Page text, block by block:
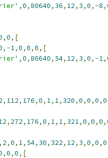
,0,80640, 36, 12, 3,0,-8,
,0,[
,-1,0,0,0,[
,0,80640, 54, 12, 3,0,-1,
, 112, 176,0, 1, 1, 320,0,0,0,0
, 272, 176,0, 1, 1, 321,0,0,0,
, 2,0, 1, 54, 30, 322, 12, 3,0,0,0
,0,0,[